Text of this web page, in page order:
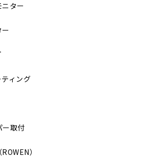
ニター
ィング
ー取付
）